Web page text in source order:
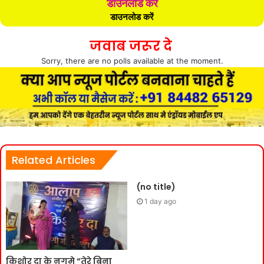
डाउनलोड करें
डाउनलोड करें
जवाब जरूर दे
Sorry, there are no polls available at the moment.
Related Articles
किशोर दा के नगमे “तेरे बिना
(no title)
1 day ago